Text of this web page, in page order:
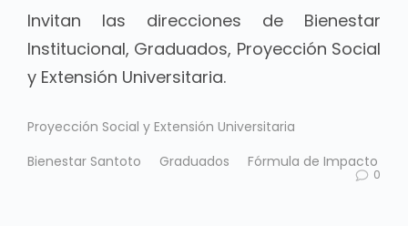
Invitan las direcciones de Bienestar
Institucional, Graduados, Proyección Social
y Extensión Universitaria.
Proyección Social y Extensión Universitaria
Bienestar Santoto
Graduados Fórmula de Impacto
0